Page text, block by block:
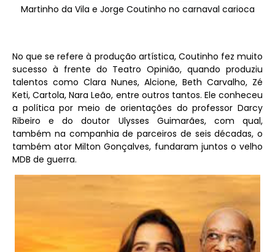
Martinho da Vila e Jorge Coutinho no carnaval carioca
No que se refere à produção artística, Coutinho fez muito
sucesso à frente do Teatro Opinião, quando produziu
talentos como Clara Nunes, Alcione, Beth Carvalho, Zé
Keti, Cartola, Nara Leão, entre outros tantos. Ele conheceu
a política por meio de orientações do professor Darcy
Ribeiro e do doutor Ulysses Guimarães, com qual,
também na companhia de parceiros de seis décadas, o
também ator Milton Gonçalves, fundaram juntos o velho
MDB de guerra.